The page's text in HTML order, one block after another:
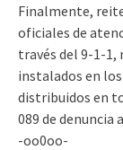
Finalmente,
oficiales de
través del 9-1-
instalados en
distribuidos en
089 de denuncia
-oo0oo-